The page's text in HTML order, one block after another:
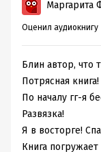
Маргарита
Оценил аудиокнигу
Блин автор, что
Потрясная книга!
По началу гг-я
Развязка!
Я в восторге!
Книга